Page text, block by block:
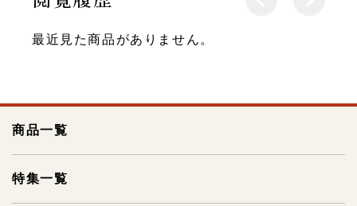
最近見た商品がありません。
商品一覧
特集一覧